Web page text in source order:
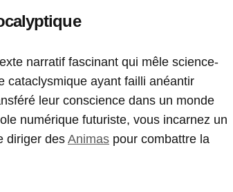
narratif fascinant qui mêle science-
cataclysmique ayant failli anéantir
leur conscience dans un monde
numérique futuriste, vous incarnez un
diriger des Animas pour combattre la